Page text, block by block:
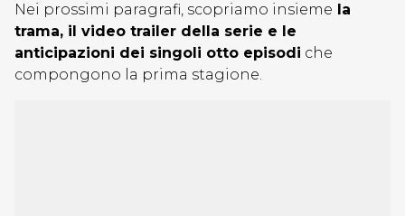
Nei prossimi paragrafi, scopriamo insieme la
trama, il video trailer della serie e le
anticipazioni dei singoli otto episodi che
compongono la prima stagione.